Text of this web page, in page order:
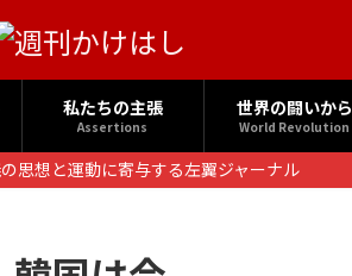
私たちの主張
Assertions
世界の闘いから
World Revolution
思想と運動に寄与する左翼ジャーナル